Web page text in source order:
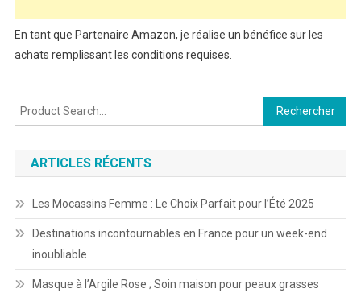
En tant que Partenaire Amazon, je réalise un bénéfice sur les
achats remplissant les conditions requises.
Rechercher :
ARTICLES RÉCENTS
Les Mocassins Femme : Le Choix Parfait pour l’Été 2025
Destinations incontournables en France pour un week-end
inoubliable
Masque à l’Argile Rose ; Soin maison pour peaux grasses